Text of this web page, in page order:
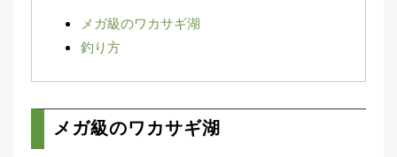
メガ級のワカサギ湖
釣り方
メガ級のワカサギ湖